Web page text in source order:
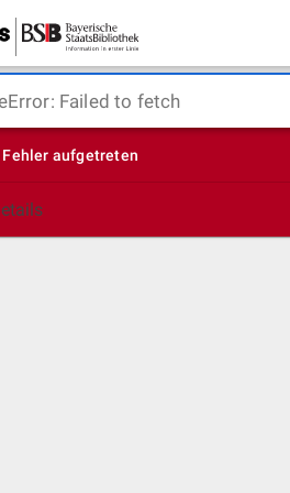
Failed to fetch
Fehler aufgetreten